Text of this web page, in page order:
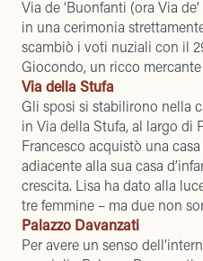
Via de ‘Buonfanti (ora Via
in una cerimonia
scambiò i voti nuziali con il
Giocondo, un ricco
Via della Stufa
Gli sposi si stabilirono nella
in Via della Stufa, al largo di
Francesco acquistò una
adiacente alla sua casa
crescita. Lisa ha dato alla
tre femmine – ma due non
Palazzo Davanzati
Per avere un senso